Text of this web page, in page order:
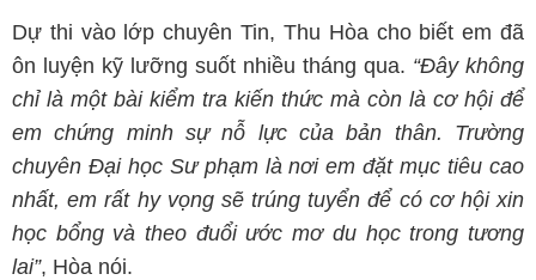
Dự thi vào lớp chuyên Tin, Thu Hòa cho biết em đã
ôn luyện kỹ lưỡng suốt nhiều tháng qua. “Đây không
chỉ là một bài kiểm tra kiến thức mà còn là cơ hội để
em chứng minh sự nỗ lực của bản thân. Trường
chuyên Đại học Sư phạm là nơi em đặt mục tiêu cao
nhất, em rất hy vọng sẽ trúng tuyển để có cơ hội xin
học bổng và theo đuổi ước mơ du học trong tương
lai”, Hòa nói.